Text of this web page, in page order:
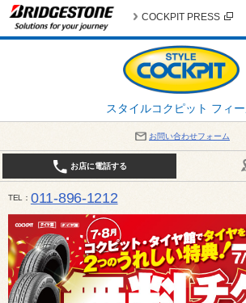
スタイルコクピット フィ
COCKPIT PRESS
お問い合わせフォーム
お店に電話する
TEL 011-896-1212
平日・日・祝日：作業受付10:00～17:30 、商談受付は10:00～
受け出来ない場合がございます。店舗までお問い合わせくだ
日：2026年8月の定休日 毎週 火曜日と水曜日 8月